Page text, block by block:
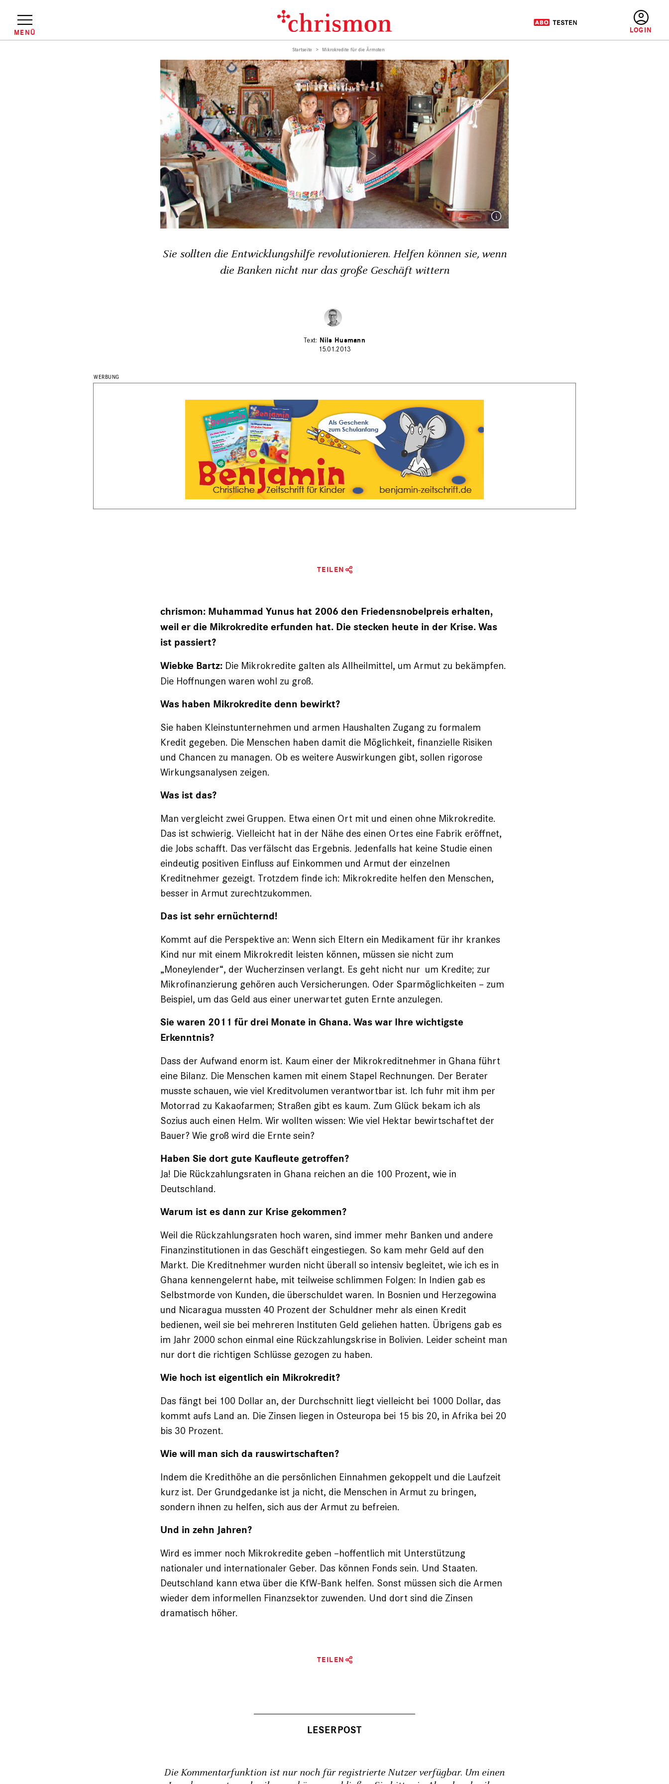
Inhalt
MENÜ
Startseite Mikrokredite für die Ärmsten
Sie sollten die Entwicklungshilfe revolutionieren. Helfen können sie, wenn
die Banken nicht nur das große Geschäft wittern
Nils Husmann
15.01.2013
TEILEN
chrismon: Muhammad Yunus hat 2006 den Friedensnobelpreis erhalten,
weil er die Mikrokredite erfunden hat. Die stecken heute in der Krise. Was
ist passiert?
Wiebke Bartz: Die Mikrokredite galten als Allheilmittel, um Armut zu bekämpfen.
Die Hoffnungen waren wohl zu groß.
Was haben Mikrokredite denn bewirkt?
Sie haben Kleinstunternehmen und armen Haushalten Zugang zu formalem
Kredit gegeben. Die Menschen haben damit die Möglichkeit, finanzielle Risiken
und Chancen zu managen. Ob es weitere Auswirkungen gibt, sollen rigorose
Wirkungsanalysen zeigen.
Was ist das?
Man vergleicht zwei Gruppen. Etwa einen Ort mit und einen ohne Mikrokredite.
Das ist schwierig. Vielleicht hat in der Nähe des ­einen Ortes eine Fabrik eröffnet,
die Jobs schafft. Das verfälscht das Ergebnis. Jedenfalls hat keine Studie einen
eindeutig po­si­tiven Einfluss auf Einkommen und Armut der einzelnen
Kreditnehmer gezeigt. Trotzdem finde ich: Mikrokredite helfen den Menschen,
besser in Armut zurechtzukommen.
Das ist sehr ernüchternd!
Kommt auf die Perspektive an: Wenn sich Eltern ein Medikament für ihr krankes
Kind nur mit einem Mikrokredit leisten können, müssen sie nicht zum
„Moneylender“, der Wucherzinsen verlangt. Es geht nicht nur um Kredite; zur
Mikrofinanzierung gehören auch Versicherungen. Oder Sparmöglichkeiten – zum
Beispiel, um das Geld aus einer unerwartet guten Ernte anzulegen.
Sie waren 2011 für drei Monate in Ghana. Was war Ihre wichtigste
Erkenntnis?
Dass der Aufwand enorm ist. Kaum einer der Mikrokreditnehmer in Ghana führt
eine Bilanz. Die Menschen kamen mit einem Stapel Rechnungen. Der Berater
musste schauen, wie viel Kreditvolumen verantwortbar ist. Ich fuhr mit ihm per
Motorrad zu Kakaofarmen; Straßen gibt es kaum. Zum Glück bekam ich als
Sozius auch einen Helm. Wir wollten wissen: Wie viel Hektar bewirtschaftet der
Bauer? Wie groß wird die Ernte sein?
Haben Sie dort gute Kaufleute getroffen?
Ja! Die Rückzahlungsraten in Ghana reichen an die 100 Prozent, wie in
Deutschland.
Warum ist es dann zur Krise gekommen?
Weil die Rückzahlungsraten hoch waren, sind immer mehr Banken und andere
Finanz­institutionen in das Geschäft eingestiegen. So kam mehr Geld auf den
Markt. Die Kredit­nehmer wurden nicht überall so intensiv begleitet, wie ich es in
Ghana kennengelernt habe, mit teilweise schlimmen Folgen: In ­Indien gab es
Selbstmorde von Kunden, die überschuldet waren. In Bosnien und Herzegowina
und Nicaragua mussten 40 Prozent der Schuldner mehr als einen Kredit
bedienen, weil sie bei mehreren Instituten Geld ge­liehen hatten. Übrigens gab es
im Jahr 2000 schon einmal eine Rückzahlungskrise in ­Bolivien. Leider scheint man
nur dort die richtigen Schlüsse gezogen zu haben.
Wie hoch ist eigentlich ein Mikrokredit?
Das fängt bei 100 Dollar an, der Durchschnitt liegt vielleicht bei 1000 Dollar, das
kommt aufs Land an. Die Zinsen liegen in Osteuropa bei 15 bis 20, in Afrika bei 20
bis 30 Prozent.
Wie will man sich da rauswirtschaften?
Indem die Kredithöhe an die persönlichen Einnahmen gekoppelt und die Laufzeit
kurz ist. Der Grundgedanke ist ja nicht, die Menschen in Armut zu bringen,
sondern ihnen zu helfen, sich aus der Armut zu befreien.
Und in zehn Jahren?
Wird es immer noch Mikrokredite geben –hoffentlich mit Unterstützung
nationaler und internationaler Geber. Das können Fonds sein. Und Staaten.
Deutschland kann etwa über die KfW-Bank helfen. Sonst müssen sich die Armen
wieder dem informellen Finanzsektor zuwenden. Und dort sind die Zinsen
dramatisch höher.
TEILEN
Die Kommentarfunktion ist nur noch für registrierte Nutzer verfügbar. Um einen